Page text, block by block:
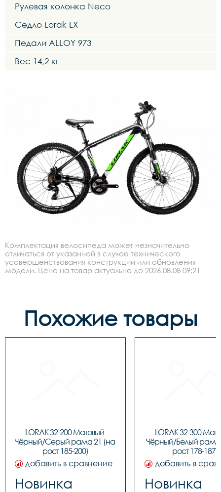
Рулевая колонка Neco
Седло Lorak LX
Педали ALLOY 973
Вес 14,2 кг
Комплектация велосипеда может незначительно
отличаться от указанной в случае технического
усовершенствования конструкции или обновления
модели. Цена на товар актуальна до 2026.08.08 09:21
Похожие товары
LORAK 32-200 Матовый
Чёрный/Серый рама 21 (на
рост 185-200)
добавить в сравнение
Новинка
LORAK 32-300
Чёрный/Белый рама
рост 178-187)
добавить в
Новинка